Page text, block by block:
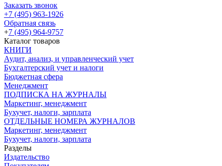
Заказать звонок
+7 (495) 963-1926
Обратная связь
+7 (495) 964-9757
Каталог товаров
КНИГИ
Аудит, анализ, и управленческий учет
Бухгалтерский учет и налоги
Бюджетная сфера
Менеджмент
ПОДПИСКА НА ЖУРНАЛЫ
Маркетинг, менеджмент
Бухучет, налоги, зарплата
ОТДЕЛЬНЫЕ НОМЕРА ЖУРНАЛОВ
Маркетинг, менеджмент
Бухучет, налоги, зарплата
Разделы
Издательство